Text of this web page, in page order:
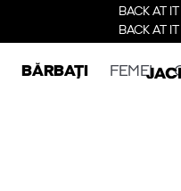
BACK AT
BACK AT
BĂRBAȚI FEMEI